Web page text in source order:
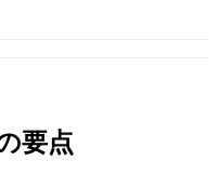
要点